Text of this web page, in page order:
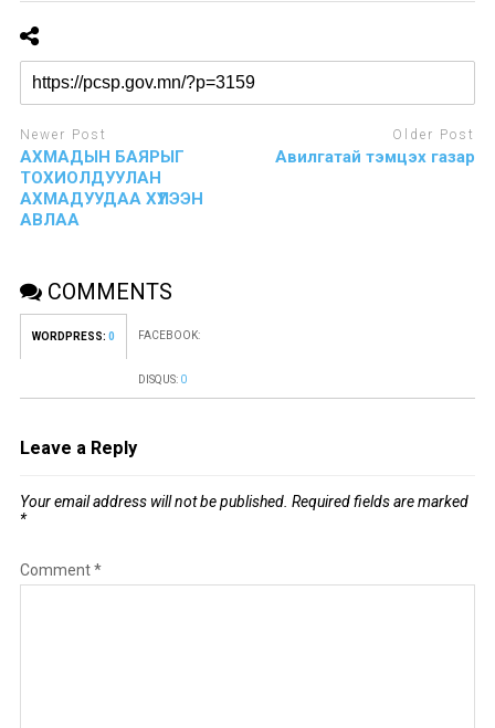
Newer Post
АХМАДЫН БАЯРЫГ
ТОХИОЛДУУЛАН
АХМАДУУДАА ХҮЛЭЭН
АВЛАА
Older Post
Авилгатай тэмцэх газар
COMMENTS
WORDPRESS: 0 FACEBOOK:
DISQUS: 0
Leave a Reply
Your email address will not be published. Required fields are marked
*
Comment*